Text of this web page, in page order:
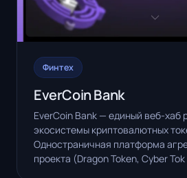
Финтех
EverCoin Bank
EverCoin Bank — единый веб-хаб
экосистемы криптовалютных
Одностраничная платформа
проекта (Dragon Token, Cyber Tok